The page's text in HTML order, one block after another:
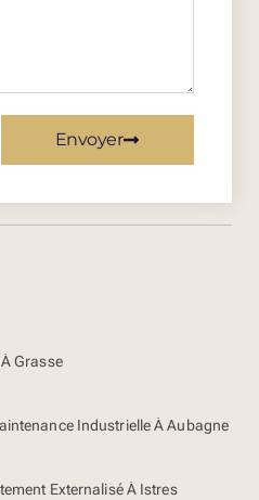
Envoyer
Grasse
Industrielle À Aubagne
Externalisé À Istres